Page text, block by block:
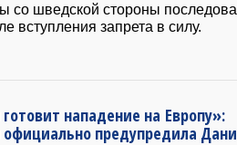
со шведской стороны
вступления запрета в силу.
готовит нападение на Европу»:
предупредила